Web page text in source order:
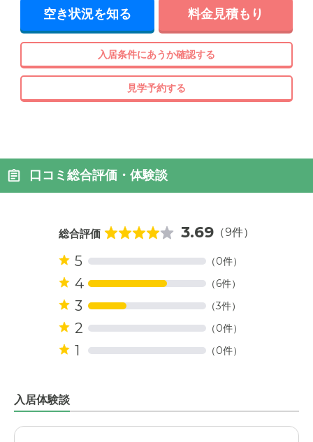
空き状況を知る 料金見積もり
入居条件にあうか確認する
見学予約する
口コミ総合評価・体験談
総合評価 3.69 （9件）
5 （0件）
4 （6件）
3 （3件）
2 （0件）
1 （0件）
入居体験談